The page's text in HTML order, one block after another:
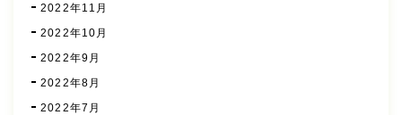
2022年11月
2022年10月
2022年9月
2022年8月
2022年7月